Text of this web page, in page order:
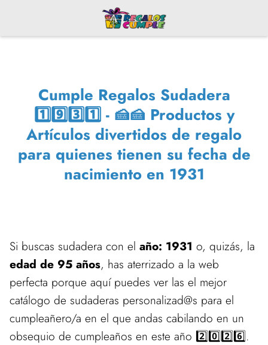
Cumple Regalos Sudadera
1️⃣9️⃣3️⃣1️⃣ - 🍰🍰 Productos y
Artículos divertidos de regalo
para quienes tienen su fecha de
nacimiento en 1931
Si buscas sudadera con el año: 1931 o, quizás, la
edad de 95 años, has aterrizado a la web
perfecta porque aquí puedes ver las el mejor
catálogo de sudaderas personalizad@s para el
cumpleañero/a en el que andas cabilando en un
obsequio de cumpleaños en este año 2️⃣0️⃣2️⃣6️⃣.